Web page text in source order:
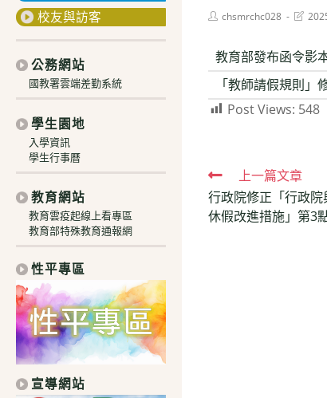
Postchsmrchc028
Post
教育部發布函令影
「教師請假規則」
Post Views: 548
Read
more
articles
上一篇文章
行政院修正「行政
休假改進措施」第3
校友與訪客
公務網站
國教署雲端差勤系統
學生園地
入學資訊
學生行事曆
教育網站
教育雲疫起線上看專區
教育部特殊教育通報網
性平專區
宣導網站